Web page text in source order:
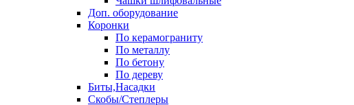
Доп. оборудование
Коронки
По керамограниту
По металлу
По бетону
По дереву
Биты,Насадки
Скобы/Степлеры